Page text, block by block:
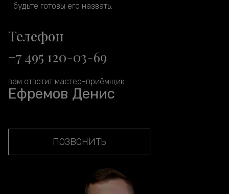
будьте готовы его назвать.
Телефон
+7 495 120-03-69
вам ответит мастер-приёмщик
Ефремов Денис
ПОЗВОНИТЬ